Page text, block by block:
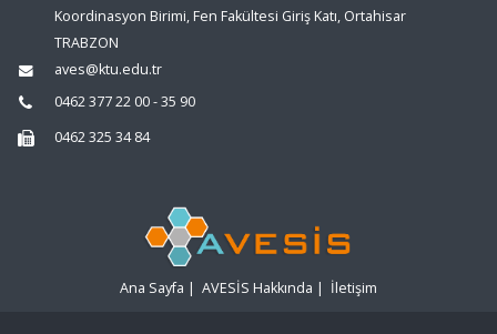
Koordinasyon Birimi, Fen Fakültesi Giriş Katı, Ortahisar
TRABZON
aves@ktu.edu.tr
0462 377 22 00 - 35 90
0462 325 34 84
Ana Sayfa | AVESİS Hakkında | İletişim